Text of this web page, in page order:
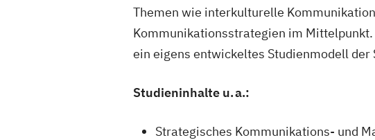
Themen wie interkulturelle
Kommunikationsstrategien im
ein eigens entwickeltes Studienmodell
Studieninhalte u. a.:
Strategisches Kommunikations- und